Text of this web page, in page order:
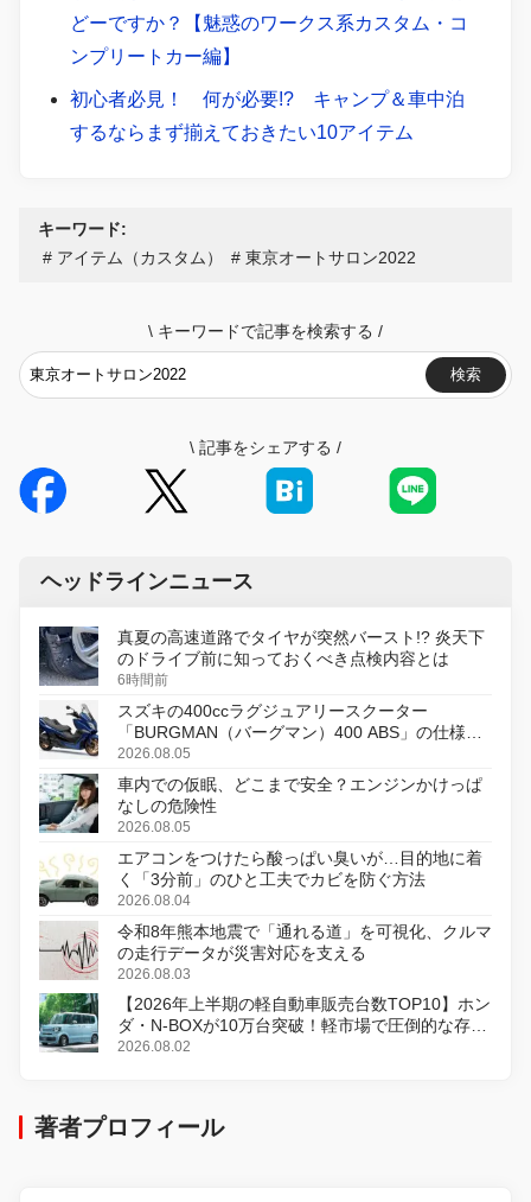
どーですか？【魅惑のワークス系カスタム・コ
ンプリートカー編】
初心者必見！ 何が必要!? キャンプ＆車中泊
するならまず揃えておきたい10アイテム
キーワード:
アイテム（カスタム）
東京オートサロン2022
\ キーワードで記事を検索する /
検索
\ 記事をシェアする /
ヘッドラインニュース
真夏の高速道路でタイヤが突然バースト!? 炎天下
のドライブ前に知っておくべき点検内容とは
6時間前
スズキの400ccラグジュアリースクーター
「BURGMAN（バーグマン）400 ABS」の仕様を
変更し、8月18日に発売
2026.08.05
車内での仮眠、どこまで安全？エンジンかけっぱ
なしの危険性
2026.08.05
エアコンをつけたら酸っぱい臭いが…目的地に着
く「3分前」のひと工夫でカビを防ぐ方法
2026.08.04
令和8年熊本地震で「通れる道」を可視化、クルマ
の走行データが災害対応を支える
2026.08.03
【2026年上半期の軽自動車販売台数TOP10】ホン
ダ・N-BOXが10万台突破！軽市場で圧倒的な存在
感
2026.08.02
著者プロフィール